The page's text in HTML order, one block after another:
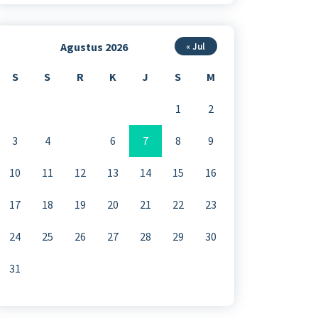
Agustus 2026
S S R K J S M
1 2
3 4 6 7 8 9
10 11 12 13 14 15 16
17 18 19 20 21 22 23
24 25 26 27 28 29 30
31
« Jul